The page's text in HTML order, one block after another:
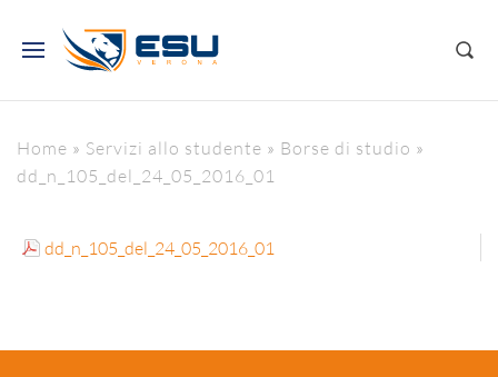
Home » Servizi allo studente » Borse di studio »
dd_n_105_del_24_05_2016_01
dd_n_105_del_24_05_2016_01